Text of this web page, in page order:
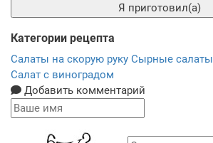
Я приготовил(а)
Категории рецепта
Салаты на скорую руку Сырные салаты
Салат с виноградом
Добавить комментарий